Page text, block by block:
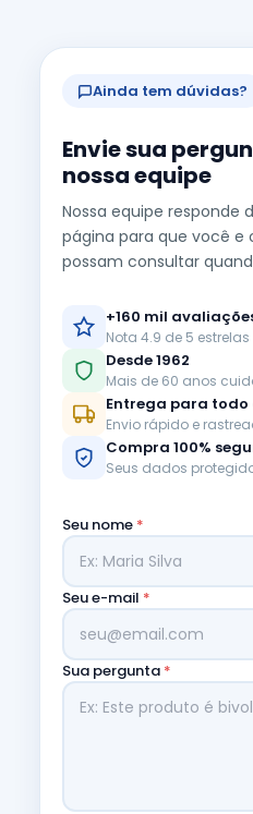
Ainda tem dúvidas?
Envie sua
nossa equipe
Nossa equipe responde
página para que você e
possam consultar
+160 mil
Nota 4.9 de 5 estrelas
Desde 1962
Mais de 60 anos
Entrega para todo
Envio rápido e
Compra 100%
Seus dados
Seu nome *
Seu e-mail *
Sua pergunta *